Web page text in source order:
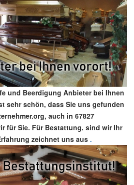
und Beerdigung Anbieter bei Ihnen
sehr schön, dass Sie uns gefunden
auch in 67827
für Sie. Für Bestattung, sind wir Ihr
zeichnet uns aus .